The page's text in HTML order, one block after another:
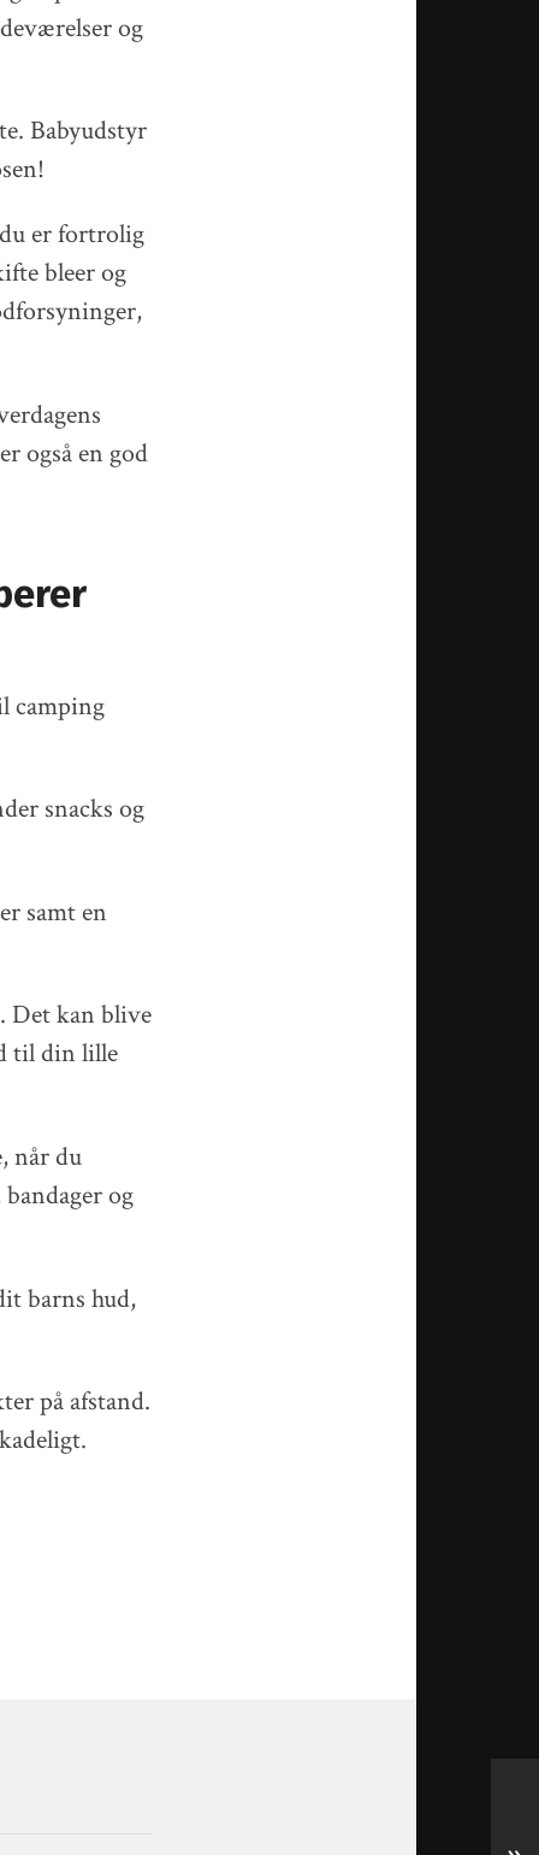
og
Babyudstyr
er fortrolig
bleer og
også en god
camping
snacks og
samt en
Det kan blive
til din lille
når du
og
barns hud,
på afstand.